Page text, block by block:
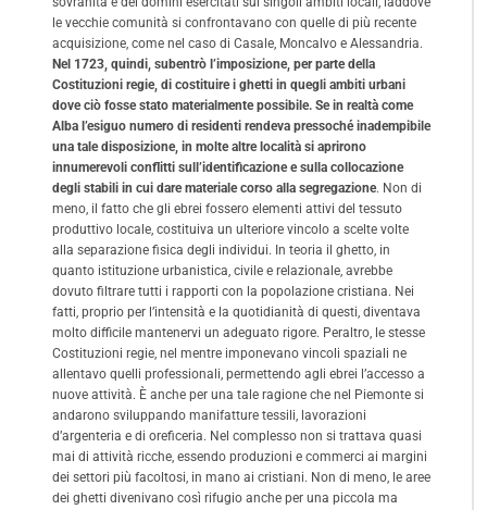
le vecchie comunità si confrontavano con quelle di più recente
acquisizione, come nel caso di Casale, Moncalvo e Alessandria.
Nel 1723, quindi, subentrò l’imposizione, per parte della
Costituzioni regie, di costituire i ghetti in quegli ambiti urbani
dove ciò fosse stato materialmente possibile. Se in realtà come
Alba l’esiguo numero di residenti rendeva pressoché inadempibile
una tale disposizione, in molte altre località si aprirono
innumerevoli conflitti sull’identificazione e sulla collocazione
degli stabili in cui dare materiale corso alla segregazione. Non di
meno, il fatto che gli ebrei fossero elementi attivi del tessuto
produttivo locale, costituiva un ulteriore vincolo a scelte volte
alla separazione fisica degli individui. In teoria il ghetto, in
quanto istituzione urbanistica, civile e relazionale, avrebbe
dovuto filtrare tutti i rapporti con la popolazione cristiana. Nei
fatti, proprio per l’intensità e la quotidianità di questi, diventava
molto difficile mantenervi un adeguato rigore. Peraltro, le stesse
Costituzioni regie, nel mentre imponevano vincoli spaziali ne
allentavo quelli professionali, permettendo agli ebrei l’accesso a
nuove attività. È anche per una tale ragione che nel Piemonte si
andarono sviluppando manifatture tessili, lavorazioni
d’argenteria e di oreficeria. Nel complesso non si trattava quasi
mai di attività ricche, essendo produzioni e commerci ai margini
dei settori più facoltosi, in mano ai cristiani. Non di meno, le aree
dei ghetti divenivano così rifugio anche per una piccola ma